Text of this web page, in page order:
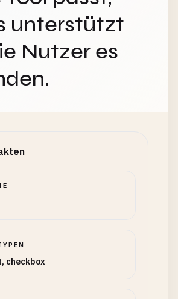
unterstützt
Nutzer es
checkbox